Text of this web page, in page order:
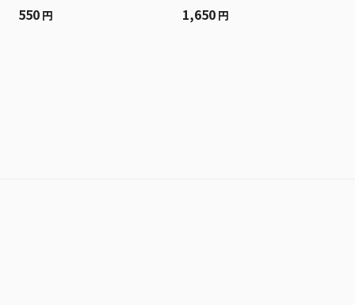
550 円 1,650 円